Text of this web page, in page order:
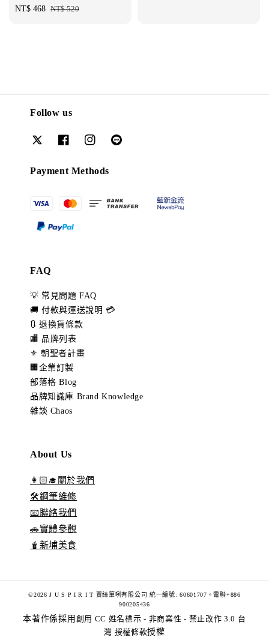
Sale
NT$ 468 Regular
NT$ 520
Follow us
Payment Methods
FAQ
💡 常見問題 FAQ
🚚 付款與運送說明 💳
🔃 退換貨條款
🏬 品牌列表
⚜️ 朝聖者計畫
🏢企業訂製
部落格 Blog
品牌知識庫 Brand Knowledge
雜談 Chaos
About Us
👩🏻‍🎓關於我們
🛠️鋼筆維修
📧聯絡我們
🚗實體參觀
🧋新埔美食
©2026 J U S P I R I T 賈絲筆咧有限公司 統一編號: 60601707。電聯+886
900205436
本著作係採用 創用 CC 姓名標示 - 非商業性 - 禁止改作 3.0 台
灣 授權條款授權